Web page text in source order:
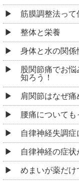
筋膜調整法って
整体と栄養
身体と水の関係
股関節痛でお
知ろう！
肩関節はなぜ痛
腰痛についても
自律神経失調症
自律神経の症
めまいが薬だけ